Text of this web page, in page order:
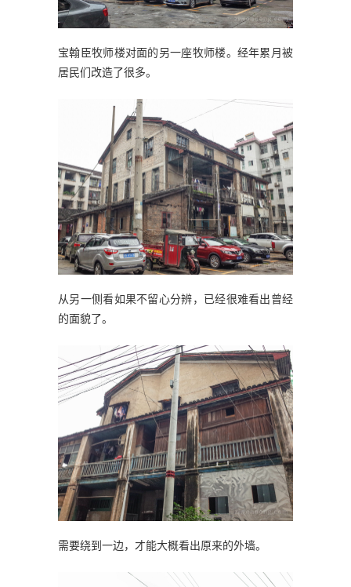
宝翰臣牧师楼对面的另一座牧师楼。经年累月被
居民们改造了很多。
从另一侧看如果不留心分辨，已经很难看出曾经
的面貌了。
需要绕到一边，才能大概看出原来的外墙。